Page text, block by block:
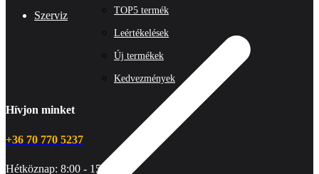
Szerviz TOP5 termék
Leértékelések
Új termékek
Kedvezmények
Hívjon minket
+36 70 770 5237
Hétköznap: 8:00 - 15:00